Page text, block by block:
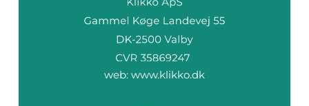
web: www.klikko.dk